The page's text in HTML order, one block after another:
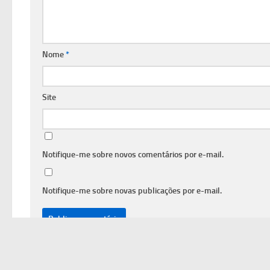
Nome*
Site
Notifique-me sobre novos comentários por e-mail.
Notifique-me sobre novas publicações por e-mail.